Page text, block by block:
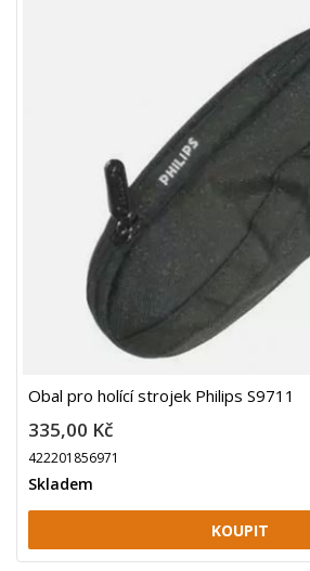
Obal pro holící strojek Philips S9711
335,00 Kč
422201856971
Skladem